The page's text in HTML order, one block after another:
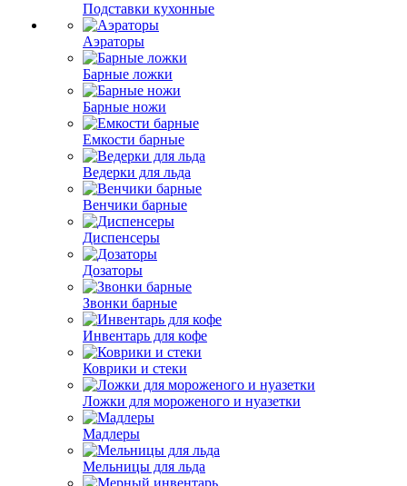
Подставки кухонные
Аэраторы
Барные ложки
Барные ножи
Емкости барные
Ведерки для льда
Венчики барные
Диспенсеры
Дозаторы
Звонки барные
Инвентарь для кофе
Коврики и стеки
Ложки для мороженого и нуазетки
Мадлеры
Мельницы для льда